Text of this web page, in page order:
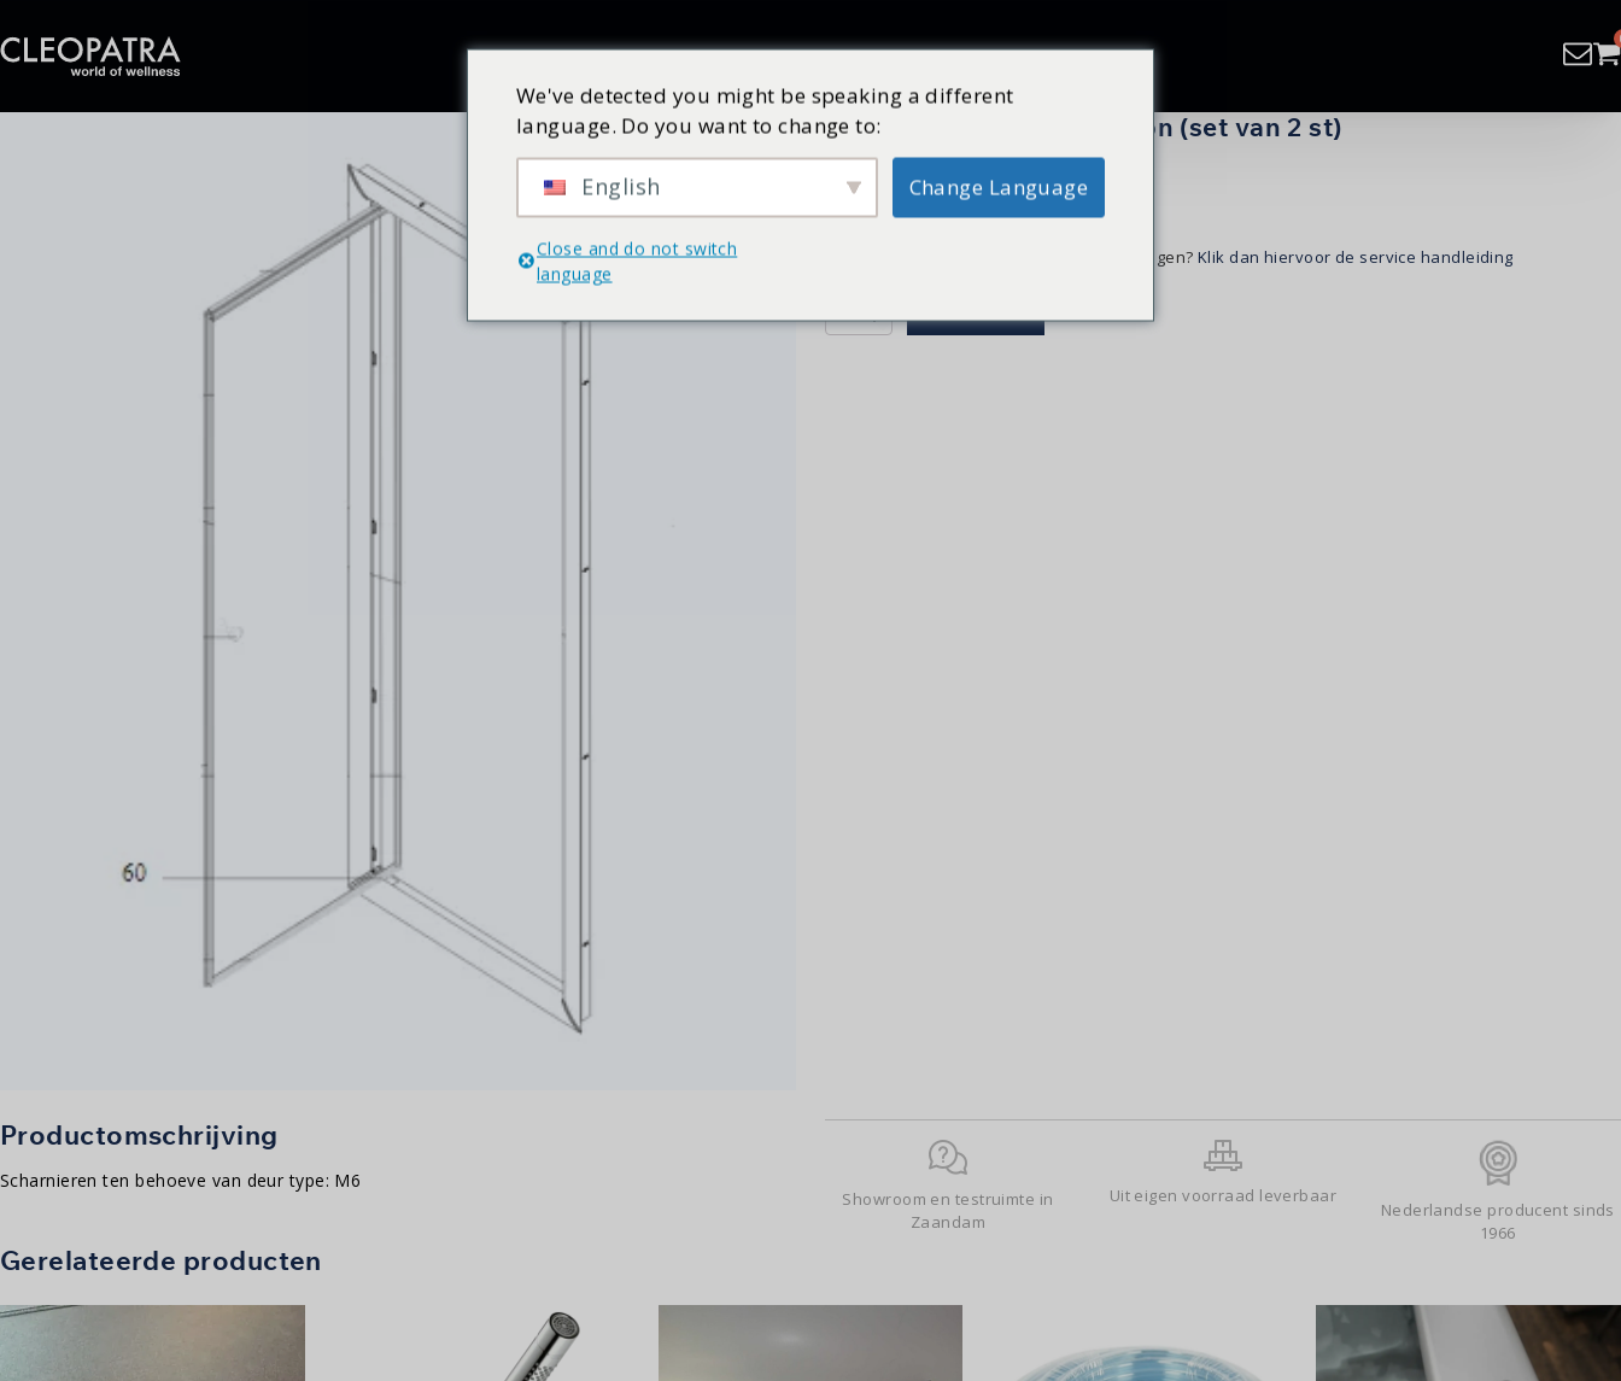
ProductenInspiratieCatalogusServiceShop
Scharnieren M6 Deur Nylon (set van 2 st)
Art nr:98567500 Op voorraad
€71,30 incl. BTW
Wilt u weten hoe u dit product kunt vervangen? Klik dan hiervoor de service handleiding
M6
Productomschrijving
Scharnieren ten behoeve van deur type: M6
Showroom en testruimte in
Zaandam
Uit eigen voorraad leverbaar
Nederlandse producent sinds
1966
Gerelateerde producten
We've detected you might be speaking a different
language. Do you want to change to:
English Change Language
Close and do not switch
language